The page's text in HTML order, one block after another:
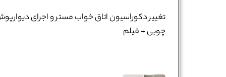
تغییر دکوراسیون اتاق خواب مستر و اجرای
چوبی + فیلم